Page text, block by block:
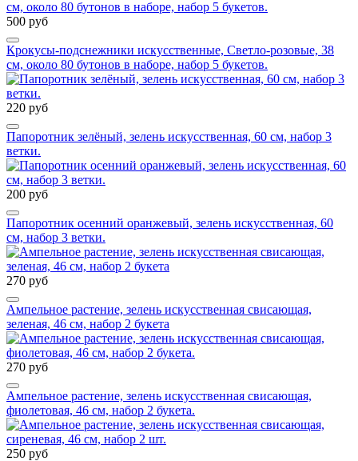
500 руб
Крокусы-подснежники искусственные, Светло-розовые, 38
см, около 80 бутонов в наборе, набор 5 букетов.
220 руб
Папоротник зелёный, зелень искусственная, 60 см, набор 3
ветки.
200 руб
Папоротник осенний оранжевый, зелень искусственная, 60
см, набор 3 ветки.
270 руб
Ампельное растение, зелень искусственная свисающая,
зеленая, 46 см, набор 2 букета
270 руб
Ампельное растение, зелень искусственная свисающая,
фиолетовая, 46 см, набор 2 букета.
250 руб